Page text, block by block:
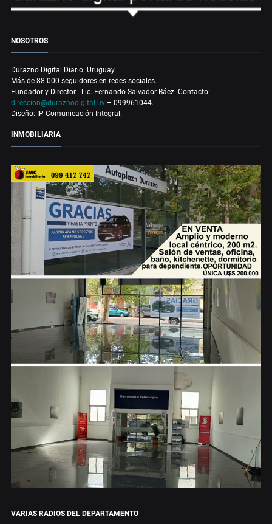
NOSOTROS
Durazno Digital Diario. Uruguay.
Más de 88.000 seguidores en redes sociales.
Fundador y Director - Lic. Fernando Salvador Báez. Contacto:
direccion@duraznodigital.uy – 099961044.
Diseño: IP Comunicación Integral.
INMOBILIARIA
VARIAS RADIOS DEL DEPARTAMENTO